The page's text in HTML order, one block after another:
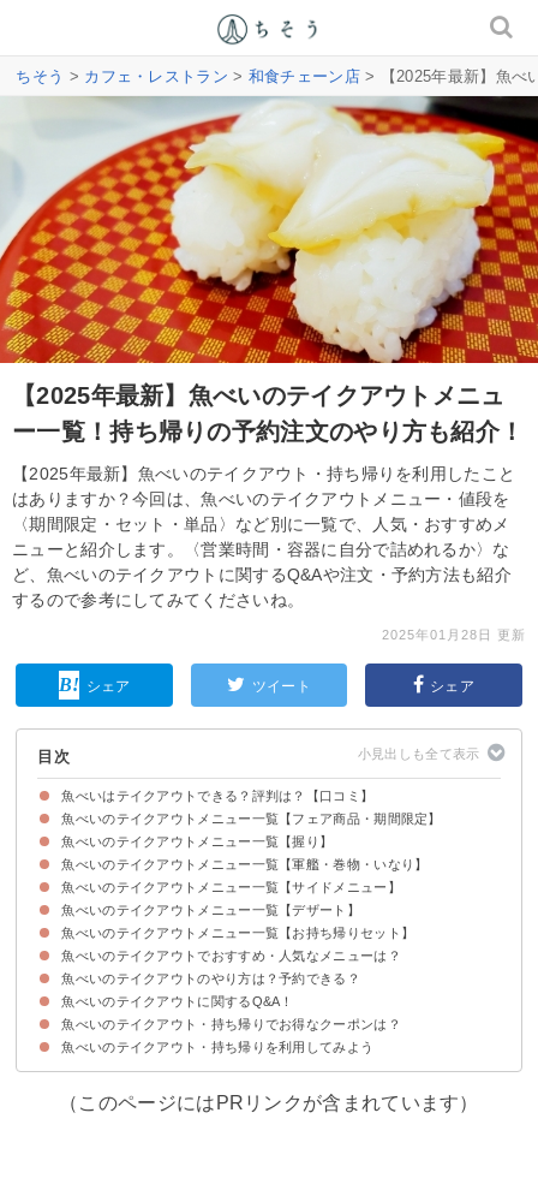
ちそう > カフェ・レストラン > 和食チェーン店> 【2025年最新】魚べ
【2025年最新】魚べいのテイクアウトメニュ
ー一覧！持ち帰りの予約注文のやり方も紹介！
【2025年最新】魚べいのテイクアウト・持ち帰りを利用したこと
はありますか？今回は、魚べいのテイクアウトメニュー・値段を
〈期間限定・セット・単品〉など別に一覧で、人気・おすすめメ
ニューと紹介します。〈営業時間・容器に自分で詰めれるか〉な
ど、魚べいのテイクアウトに関するQ&Aや注文・予約方法も紹介
するので参考にしてみてくださいね。
2025年01月28日 更新
シェア ツイート シェア
目次
魚べいはテイクアウトできる？評判は？【口コミ】
魚べいはテイクアウトできる！
魚べいのテイクアウトメニュー一覧【フェア商品・期間限定】
魚べいのテイクアウトメニュー一覧【握り】
魚べいのテイクアウトメニュー一覧【軍艦・巻物・いなり】
魚べいのテイクアウトメニュー一覧【サイドメニュー】
魚べいのテイクアウトメニュー一覧【デザート】
魚べいのテイクアウトメニュー一覧【お持ち帰りセット】
魚べいのテイクアウトでおすすめ・人気なメニューは？
3位：特選海鮮丼（870円）
2位：サーモン・まぐろづくし（760円）
1位：厳選9種1人前（830円）
魚べいのテイクアウトのやり方は？予約できる？
魚べいのテイクアウトに関するQ&A！
Q1、持ち帰りの営業時間は？何時から・何時まで？
Q2、対応している支払い方法は？
Q3、単品の持ち帰りはOK？自分で詰めることはできる？
Q4、持ち帰りの容器は無料で貰える？有料？
魚べいのテイクアウト・持ち帰りでお得なクーポンは？
魚べいのテイクアウト・持ち帰りを利用してみよう
（このページにはPRリンクが含まれています）